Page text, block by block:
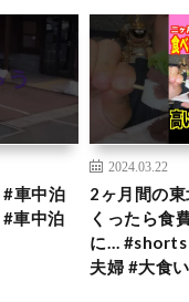
車中泊
車中泊
2024.03.22
2ヶ月間の
くったら食
に… #shorts
夫婦 #大食い